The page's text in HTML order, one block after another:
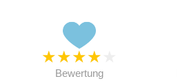
★★★★
Bewertung